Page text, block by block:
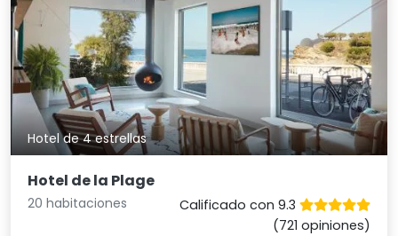
Hotel de 4 estrellas
Hotel de la Plage
20 habitaciones
Calificado con 9.3
(721 opiniones)